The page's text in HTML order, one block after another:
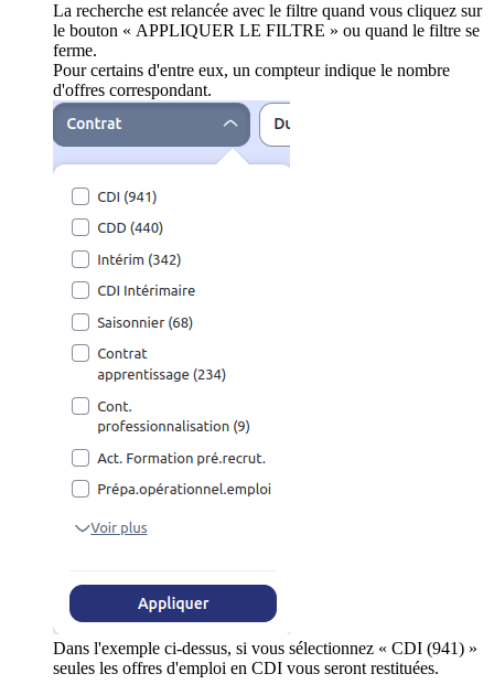
La recherche est relancée avec le filtre quand vous cliquez sur
le bouton « APPLIQUER LE FILTRE » ou quand le filtre se
ferme.
Pour certains d'entre eux, un compteur indique le nombre
d'offres correspondant.
Dans l'exemple ci-dessus, si vous sélectionnez « CDI (941) »
seules les offres d'emploi en CDI vous seront restituées.